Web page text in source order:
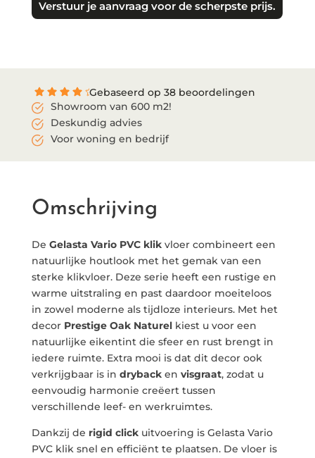
Verstuur je aanvraag voor de scherpste prijs.
Gebaseerd op 38 beoordelingen
Showroom van 600 m2!
Deskundig advies
Voor woning en bedrijf
Omschrijving
De Gelasta Vario PVC klikvloer combineert een
natuurlijke houtlook met het gemak van een
sterke klikvloer. Deze serie heeft een rustige en
warme uitstraling en past daardoor moeiteloos
in zowel moderne als tijdloze interieurs. Met het
decor Prestige Oak Naturelkiest u voor een
natuurlijke eikentint die sfeer en rust brengt in
iedere ruimte. Extra mooi is dat dit decor ook
verkrijgbaar is in drybacken visgraat, zodat u
eenvoudig harmonie creëert tussen
verschillende leef- en werkruimtes.
Dankzij de rigid clickuitvoering is Gelasta Vario
PVC klik snel en efficiënt te plaatsen. De vloer is